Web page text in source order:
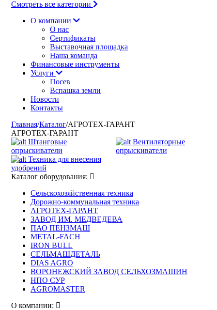
Смотреть все категории
О компании
О нас
Сертификаты
Выставочная площадка
Наша команда
Финансовые инструменты
Услуги
Посев
Вспашка земли
Новости
Контакты
Главная/Каталог/АГРОТЕХ-ГАРАНТ
АГРОТЕХ-ГАРАНТ
Штанговые
опрыскиватели
Вентиляторные
опрыскиватели
Техника для внесения
удобрений
Каталог оборудования:
Сельскохозяйственная техника
Дорожно-коммунальная техника
АГРОТЕХ-ГАРАНТ
ЗАВОД ИМ. МЕДВЕДЕВА
ПАО ПЕНЗМАШ
METAL-FACH
IRON BULL
СЕЛЬМАШДЕТАЛЬ
DIAS AGRO
ВОРОНЕЖСКИЙ ЗАВОД СЕЛЬХОЗМАШИН
НПО СУР
AGROMASTER
О компании: